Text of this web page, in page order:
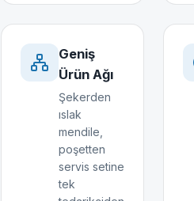
Geniş
Ürün Ağı
Şekerden
ıslak
mendile,
poşetten
servis setine
tek